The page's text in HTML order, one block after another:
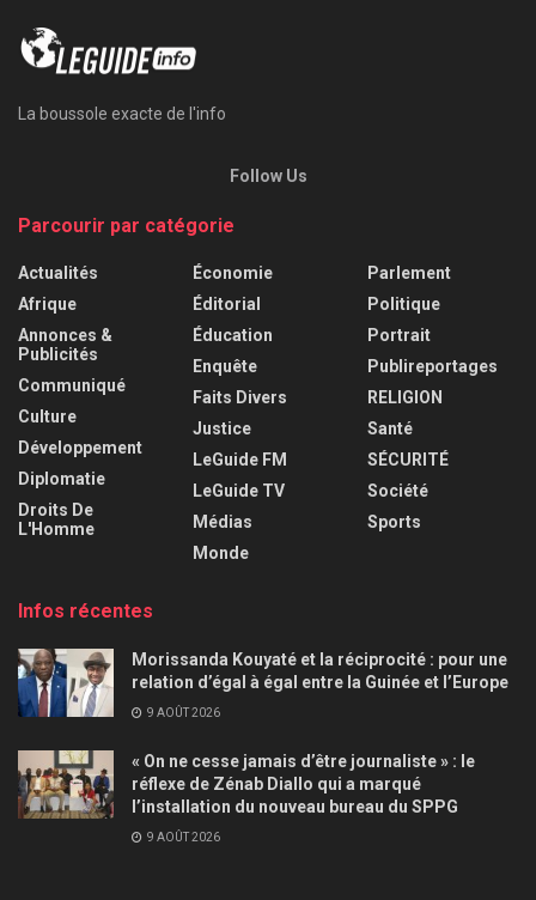
La boussole exacte de l'info
Follow Us
Parcourir par catégorie
Actualités
Afrique
Annonces &
Publicités
Communiqué
Culture
Développement
Diplomatie
Droits De
L'Homme
Économie
Éditorial
Éducation
Enquête
Faits Divers
Justice
LeGuide FM
LeGuide TV
Médias
Monde
Parlement
Politique
Portrait
Publireportages
RELIGION
Santé
SÉCURITÉ
Société
Sports
Infos récentes
Morissanda Kouyaté et la réciprocité : pour une
relation d’égal à égal entre la Guinée et l’Europe
9 AOÛT 2026
« On ne cesse jamais d’être journaliste » : le
réflexe de Zénab Diallo qui a marqué
l’installation du nouveau bureau du SPPG
9 AOÛT 2026